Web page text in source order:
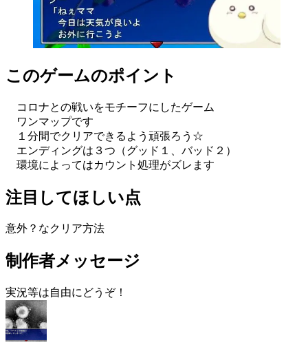
このゲームのポイント
コロナとの戦いをモチーフにしたゲーム
ワンマップです
１分間でクリアできるよう頑張ろう☆
エンディングは３つ（グッド１、バッド２）
環境によってはカウント処理がズレます
注目してほしい点
意外？なクリア方法
制作者メッセージ
実況等は自由にどうぞ！